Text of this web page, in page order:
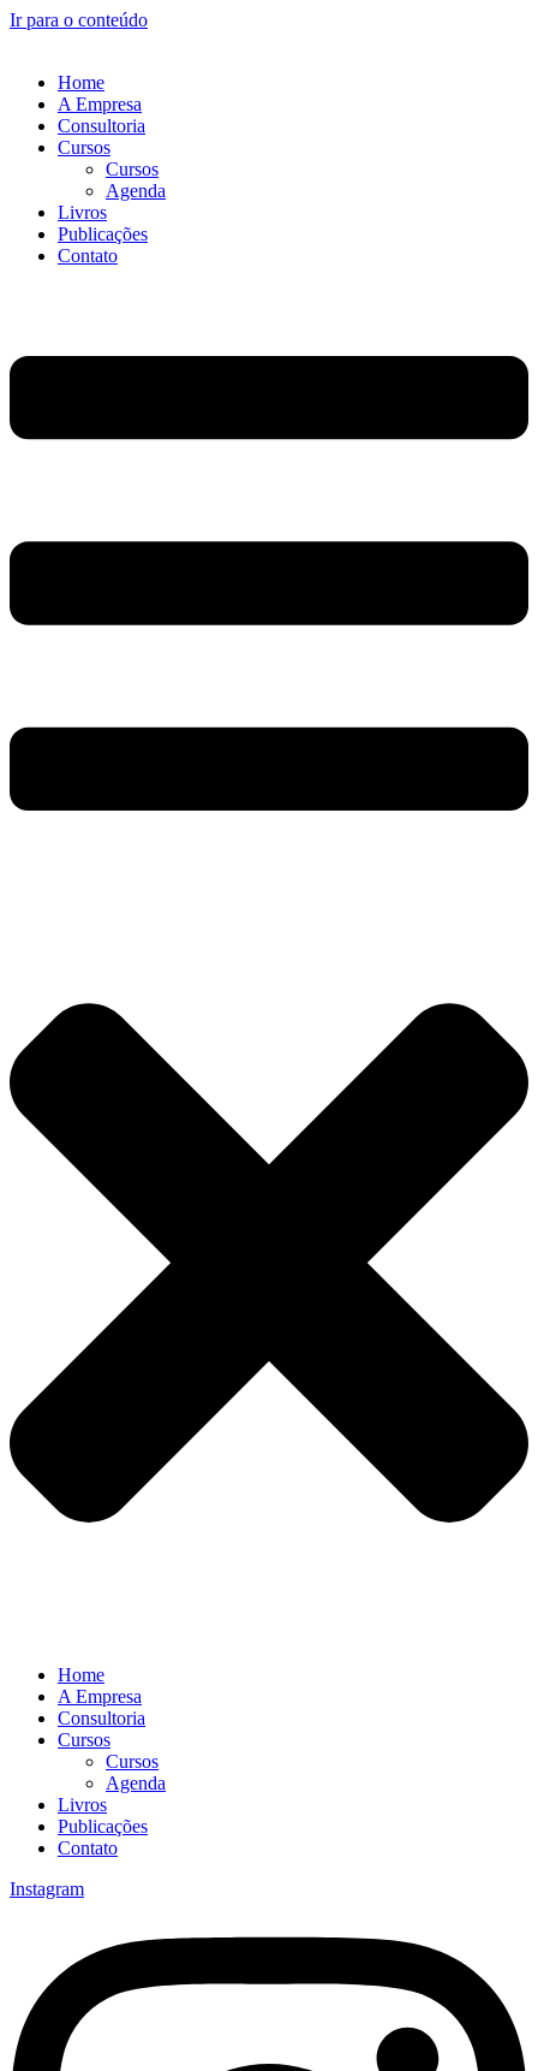
Ir para o conteúdo
Home
A Empresa
Consultoria
Cursos
Cursos
Agenda
Livros
Publicações
Contato
Home
A Empresa
Consultoria
Cursos
Cursos
Agenda
Livros
Publicações
Contato
Instagram